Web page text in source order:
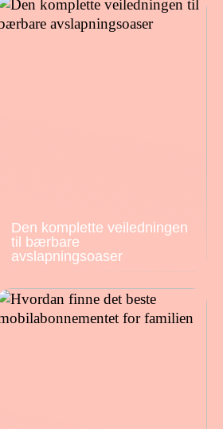
Den komplette veiledningen
til bærbare
avslapningsoaser